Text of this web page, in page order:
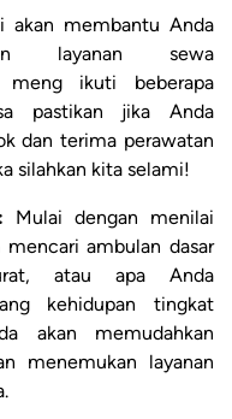
akan membantu Anda
layanan sewa
meng ikuti beberapa
pastikan jika Anda
dan terima perawatan
silahkan kita selami!
Mulai dengan menilai
ambulan dasar
atau apa Anda
kehidupan tingkat
akan memudahkan
menemukan layanan